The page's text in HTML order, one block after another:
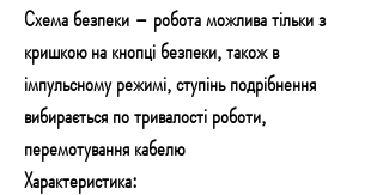
Схема безпеки – робота можлива тільки з
кришкою на кнопці безпеки, також в
імпульсному режимі, ступінь подрібнення
вибирається по тривалості роботи,
перемотування кабелю
Характеристика: